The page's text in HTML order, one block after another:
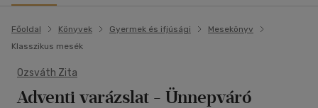
Főoldal Könyvek Gyermek és ifjúsági
Mesekönyv
Klasszikus mesék
Ozsváth Zita
Adventi varázslat - Ünnepváró